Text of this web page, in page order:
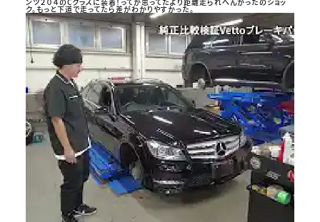
ク。もっと下道で走ってたら差がわかりやすかった。